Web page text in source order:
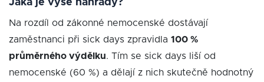
Jaká je výše náhrady?
Na rozdíl od zákonné nemocenské dostávají
zaměstnanci při sick days zpravidla 100 %
průměrného výdělku. Tím se sick days liší od
nemocenské (60 %) a dělají z nich skutečně hodnotný